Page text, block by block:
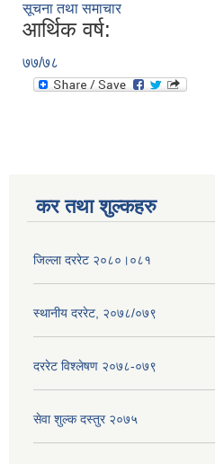
सूचना तथा समाचार
आर्थिक वर्ष:
७७/७८
कर तथा शुल्कहरु
जिल्ला दररेट २०८०।०८१
स्थानीय दररेट, २०७८/०७९
दररेट विश्लेषण २०७८-०७९
सेवा शुल्क दस्तुर २०७५